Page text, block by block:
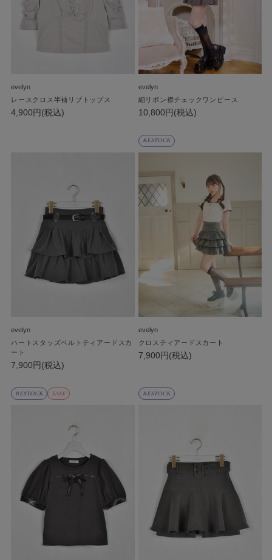
evelyn
レースクロス半袖リブトップス
4,900円(税込)
evelyn
細リボン襟チェックワンピース
10,800円(税込)
evelyn
ハートスタッズベルトティアードスカ
ート
7,900円(税込)
RESTOCK
evelyn
クロスティアードスカート
7,900円(税込)
RESTOCK SALE RESTOCK